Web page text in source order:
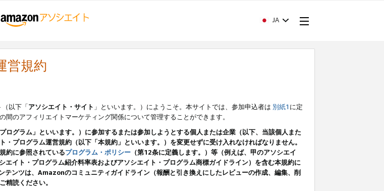
JA
営規約
以下「アソシエイト・サイト 」といいます。）にようこそ。本サイトでは、参加申込者は 別紙1 に定
間のアフィリエイトマーケティング関係について管理することができます。
グラム」といいます。）に参加するまたは参加しようとする個人または企業（以下、当該個人また
プログラム運営規約（以下「本規約」といいます。）を変更せずに受け入れなければなりません。
約に参照されているプログラム・ポリシー （第12条に定義します。）等（例えば、甲のアソシエイ
エイト・プログラム紹介料率表およびアソシエイト・プログラム商標ガイドライン）を含む本規約に
ンツは、Amazonのコミュニティガイドライン（報酬と引き換えにしたレビューの作成、編集、削
精読ください。